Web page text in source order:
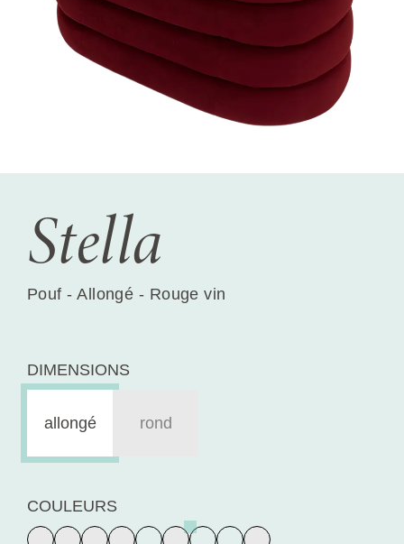
Stella
Pouf - Allongé - Rouge vin
DIMENSIONS
allongé rond
COULEURS